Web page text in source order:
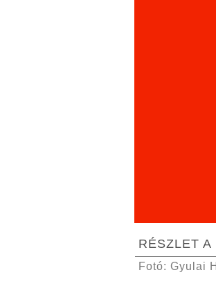
RÉSZLET
Fotó: Gyulai